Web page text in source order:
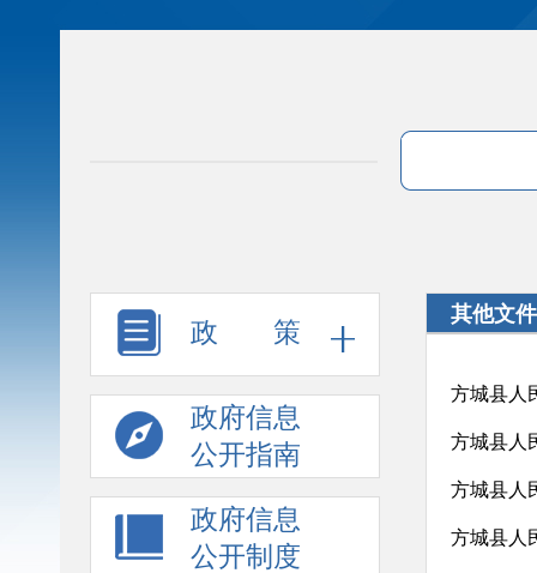
政 策
政府信息
公开指南
政府信息
公开制度
其他文件
方城县人
方城县人
方城县人